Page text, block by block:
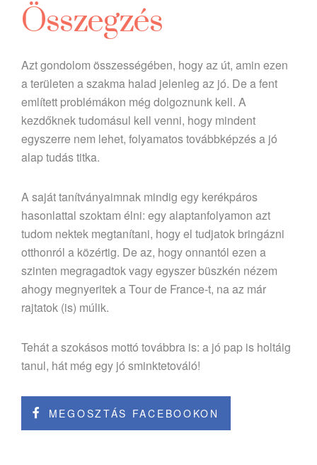
Összegzés
Azt gondolom összességében, hogy az út, amin ezen
a területen a szakma halad jelenleg az jó. De a fent
említett problémákon még dolgoznunk kell. A
kezdőknek tudomásul kell venni, hogy mindent
egyszerre nem lehet, folyamatos továbbképzés a jó
alap tudás titka.
A saját tanítványaimnak mindig egy kerékpáros
hasonlattal szoktam élni: egy alaptanfolyamon azt
tudom nektek megtanítani, hogy el tudjatok bringázni
otthonról a közértig. De az, hogy onnantól ezen a
szinten megragadtok vagy egyszer büszkén nézem
ahogy megnyeritek a Tour de France-t, na az már
rajtatok (is) múlik.
Tehát a szokásos mottó továbbra is: a jó pap is holtáig
tanul, hát még egy jó sminktetováló!
MEGOSZTÁS FACEBOOKON